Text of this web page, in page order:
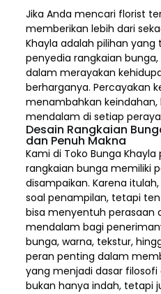
Jika Anda mencari florist
memberikan lebih dari
Khayla adalah pilihan
penyedia rangkaian
dalam merayakan
berharganya. Percayakan
menambahkan keindahan,
mendalam di setiap
Desain Rangkaian
dan Penuh Makna
Kami di Toko Bunga
rangkaian bunga memiliki
disampaikan. Karena
soal penampilan, tetapi
bisa menyentuh perasaan
mendalam bagi
bunga, warna, tekstur,
peran penting dalam
yang menjadi dasar filosofi
bukan hanya indah, tetapi